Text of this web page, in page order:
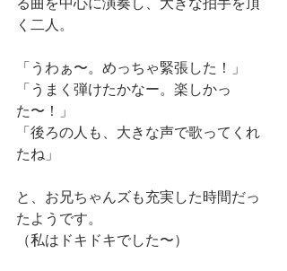
る曲を中心に演奏し、大きな拍手を頂
く二人。
「うわぁ〜。めっちゃ緊張した！」
「うまく弾けたかなー。楽しかっ
た〜！」
「後ろの人も、大きな声で歌ってくれ
たね」
と、お兄ちゃんズも充実した時間だっ
たようです。
（私はドキドキでした〜）